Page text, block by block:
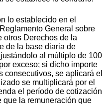
lo establecido en el
General sobre
otros Derechos de la
de la base diaria de
al múltiplo de 100
exceso; si dicho importe
consecutivos, se aplicará el
se multiplicará por el
el período de cotización
que la remuneración que